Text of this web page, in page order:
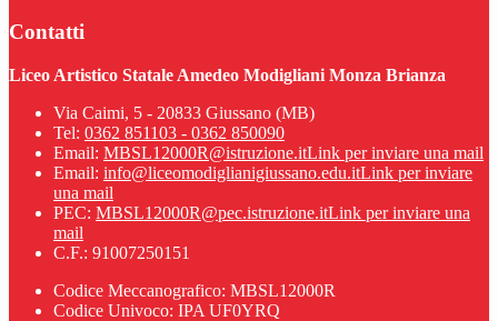
Contatti
Liceo Artistico Statale Amedeo Modigliani Monza Brianza
Via Caimi, 5 - 20833 Giussano (MB)
Tel: 0362 851103 - 0362 850090
Email: MBSL12000R@istruzione.itLink per inviare una mail
Email: info@liceomodiglianigiussano.edu.itLink per inviare
una mail
PEC: MBSL12000R@pec.istruzione.itLink per inviare una
mail
C.F.: 91007250151
Codice Meccanografico: MBSL12000R
Codice Univoco: IPA UF0YRQ